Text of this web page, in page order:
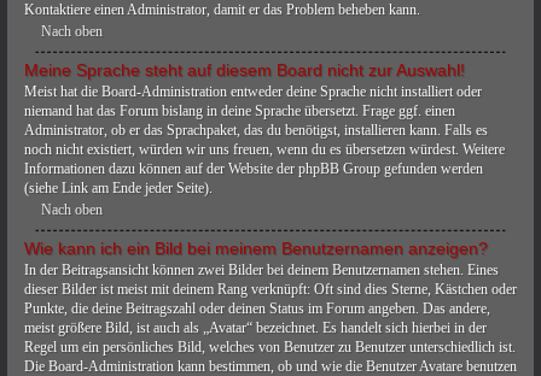
Kontaktiere einen Administrator, damit er das Problem beheben kann.
Nach oben
Meine Sprache steht auf diesem Board nicht zur Auswahl!
Meist hat die Board-Administration entweder deine Sprache nicht installiert oder
niemand hat das Forum bislang in deine Sprache übersetzt. Frage ggf. einen
Administrator, ob er das Sprachpaket, das du benötigst, installieren kann. Falls es
noch nicht existiert, würden wir uns freuen, wenn du es übersetzen würdest. Weitere
Informationen dazu können auf der Website der phpBB Group gefunden werden
(siehe Link am Ende jeder Seite).
Nach oben
Wie kann ich ein Bild bei meinem Benutzernamen anzeigen?
In der Beitragsansicht können zwei Bilder bei deinem Benutzernamen stehen. Eines
dieser Bilder ist meist mit deinem Rang verknüpft: Oft sind dies Sterne, Kästchen oder
Punkte, die deine Beitragszahl oder deinen Status im Forum angeben. Das andere,
meist größere Bild, ist auch als „Avatar“ bezeichnet. Es handelt sich hierbei in der
Regel um ein persönliches Bild, welches von Benutzer zu Benutzer unterschiedlich ist.
Die Board-Administration kann bestimmen, ob und wie die Benutzer Avatare benutzen